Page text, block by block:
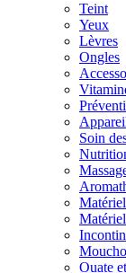
Teint
Yeux
Lèvres
Ongles
Soin
Ouate